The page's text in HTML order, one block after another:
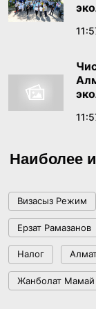
Бектенов в
признании
В
Комиссии по
языковой
17:39, 17 Июня
Как платить
помощи
17:29, 16 Июня
«Казахмыс»
области
15:38, 16 Июня
Наиболее
Визасыз Режим
Ерзат Рамазанов
Налог
Жанболат Мамай